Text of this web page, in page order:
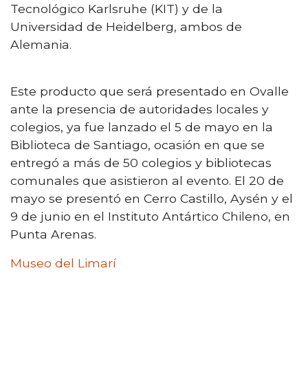
Tecnológico Karlsruhe (KIT) y de la
Universidad de Heidelberg, ambos de
Alemania.
Este producto que será presentado en Ovalle
ante la presencia de autoridades locales y
colegios, ya fue lanzado el 5 de mayo en la
Biblioteca de Santiago, ocasión en que se
entregó a más de 50 colegios y bibliotecas
comunales que asistieron al evento. El 20 de
mayo se presentó en Cerro Castillo, Aysén y el
9 de junio en el Instituto Antártico Chileno, en
Punta Arenas.
Museo del Limarí